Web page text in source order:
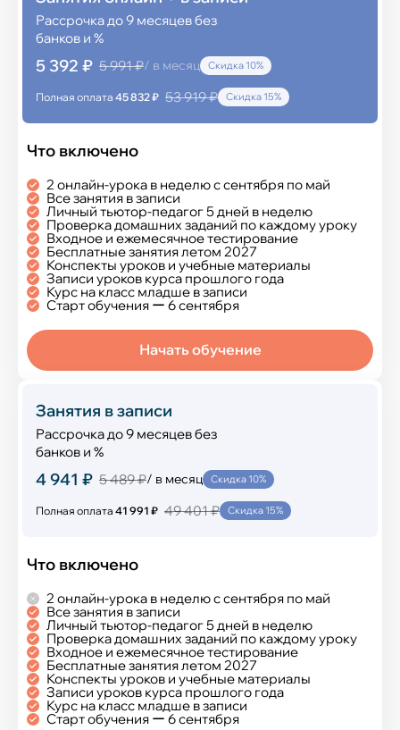
Рассрочка до 9 месяцев без
банков и %
5 392 ₽ 5 991 ₽/ в месяц Скидка 10%
Полная оплата 45 832 ₽ 53 919 ₽ Скидка 15%
Что включено
2 онлайн-урока в неделю с сентября по май
Все занятия в записи
Личный тьютор-педагог 5 дней в неделю
Проверка домашних заданий по каждому уроку
Входное и ежемесячное тестирование
Бесплатные занятия летом 2027
Конспекты уроков и учебные материалы
Записи уроков курса прошлого года
Курс на класс младше в записи
Старт обучения ー 6 сентября
Начать обучение
Занятия в записи
Рассрочка до 9 месяцев без
банков и %
4 941 ₽ 5 489 ₽/ в месяц Скидка 10%
Полная оплата 41 991 ₽ 49 401 ₽ Скидка 15%
Что включено
2 онлайн-урока в неделю с сентября по май
Все занятия в записи
Личный тьютор-педагог 5 дней в неделю
Проверка домашних заданий по каждому уроку
Входное и ежемесячное тестирование
Бесплатные занятия летом 2027
Конспекты уроков и учебные материалы
Записи уроков курса прошлого года
Курс на класс младше в записи
Старт обучения ー 6 сентября